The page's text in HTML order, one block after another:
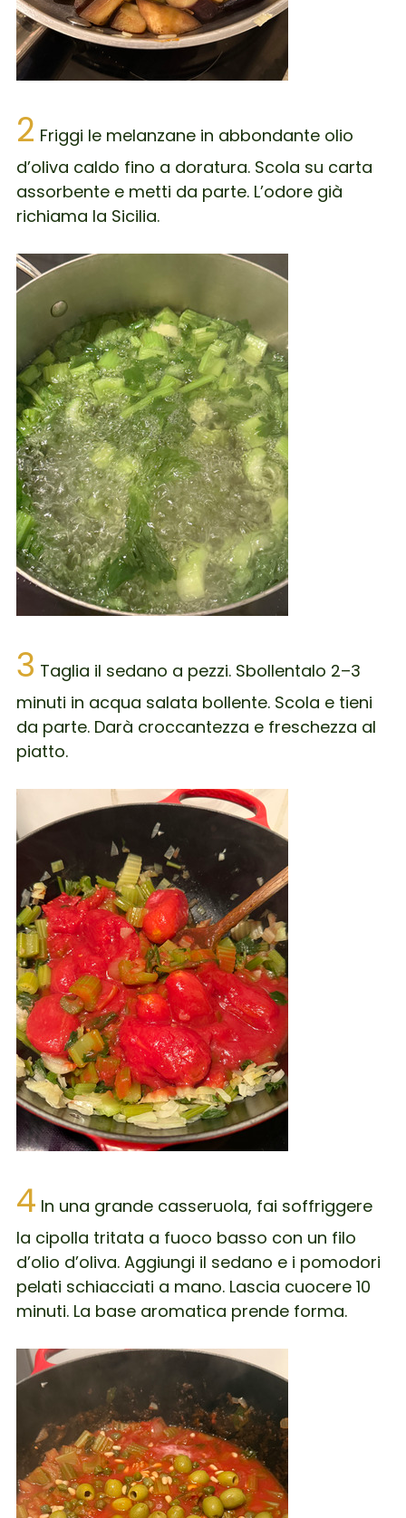
2 Friggi le melanzane in abbondante olio
d’oliva caldo fino a doratura. Scola su carta
assorbente e metti da parte. L’odore già
richiama la Sicilia.
3 Taglia il sedano a pezzi. Sbollentalo 2–3
minuti in acqua salata bollente. Scola e tieni
da parte. Darà croccantezza e freschezza al
piatto.
4 In una grande casseruola, fai soffriggere
la cipolla tritata a fuoco basso con un filo
d’olio d’oliva. Aggiungi il sedano e i pomodori
pelati schiacciati a mano. Lascia cuocere 10
minuti. La base aromatica prende forma.